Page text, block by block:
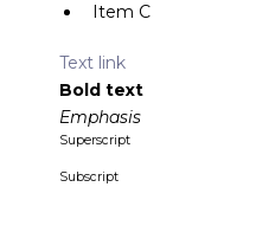
Item C
Text link
Bold text
Emphasis
Superscript
Subscript